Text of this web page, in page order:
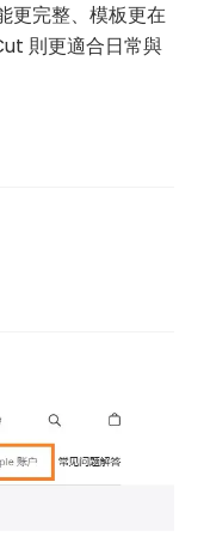
更完整、模板更在
則更適合日常與